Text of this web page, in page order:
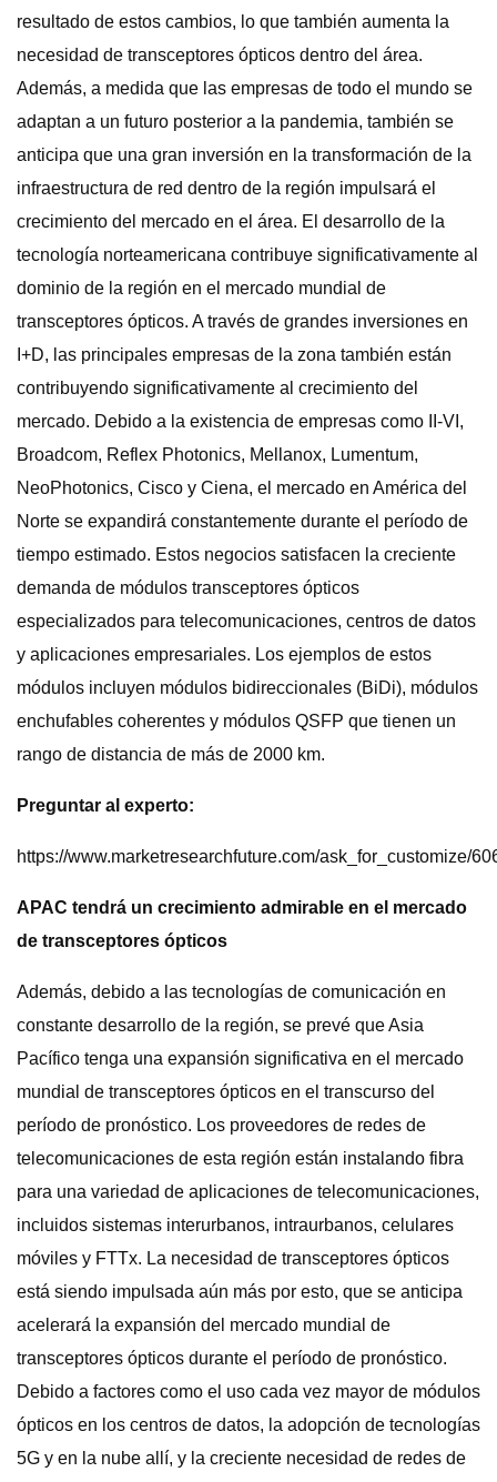
resultado de estos cambios, lo que también aumenta la
necesidad de transceptores ópticos dentro del área.
Además, a medida que las empresas de todo el mundo se
adaptan a un futuro posterior a la pandemia, también se
anticipa que una gran inversión en la transformación de la
infraestructura de red dentro de la región impulsará el
crecimiento del mercado en el área. El desarrollo de la
tecnología norteamericana contribuye significativamente al
dominio de la región en el mercado mundial de
transceptores ópticos. A través de grandes inversiones en
I+D, las principales empresas de la zona también están
contribuyendo significativamente al crecimiento del
mercado. Debido a la existencia de empresas como II-VI,
Broadcom, Reflex Photonics, Mellanox, Lumentum,
NeoPhotonics, Cisco y Ciena, el mercado en América del
Norte se expandirá constantemente durante el período de
tiempo estimado. Estos negocios satisfacen la creciente
demanda de módulos transceptores ópticos
especializados para telecomunicaciones, centros de datos
y aplicaciones empresariales. Los ejemplos de estos
módulos incluyen módulos bidireccionales (BiDi), módulos
enchufables coherentes y módulos QSFP que tienen un
rango de distancia de más de 2000 km.
Preguntar al experto:
https://www.marketresearchfuture.com/ask_for_customize/
APAC tendrá un crecimiento admirable en el mercado
de transceptores ópticos
Además, debido a las tecnologías de comunicación en
constante desarrollo de la región, se prevé que Asia
Pacífico tenga una expansión significativa en el mercado
mundial de transceptores ópticos en el transcurso del
período de pronóstico. Los proveedores de redes de
telecomunicaciones de esta región están instalando fibra
para una variedad de aplicaciones de telecomunicaciones,
incluidos sistemas interurbanos, intraurbanos, celulares
móviles y FTTx. La necesidad de transceptores ópticos
está siendo impulsada aún más por esto, que se anticipa
acelerará la expansión del mercado mundial de
transceptores ópticos durante el período de pronóstico.
Debido a factores como el uso cada vez mayor de módulos
ópticos en los centros de datos, la adopción de tecnologías
5G y en la nube allí, y la creciente necesidad de redes de